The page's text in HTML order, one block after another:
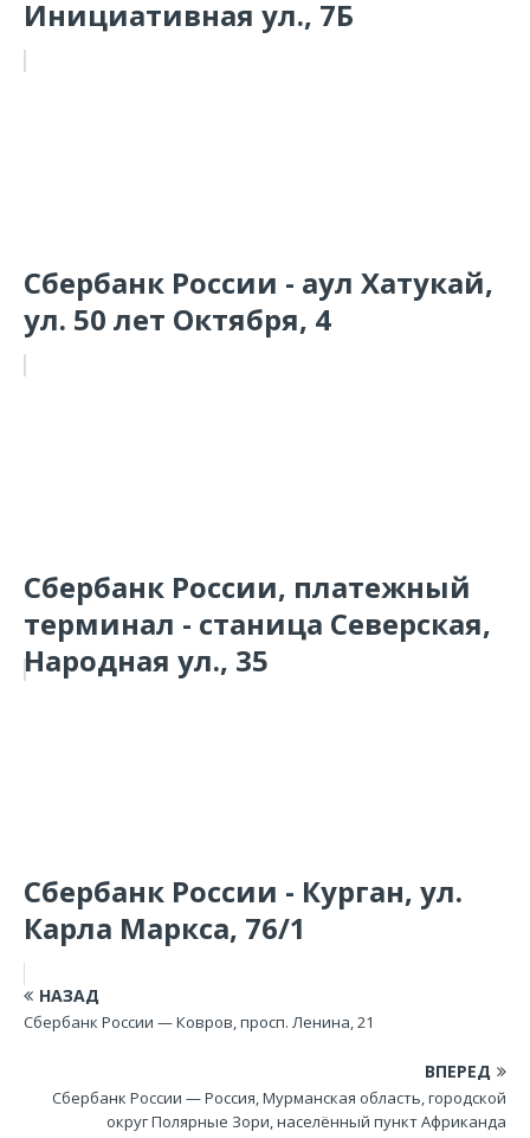
Инициативная ул., 7Б
Сбербанк России - аул Хатукай,
ул. 50 лет Октября, 4
Сбербанк России, платежный
терминал - станица Северская,
Народная ул., 35
Сбербанк России - Курган, ул.
Карла Маркса, 76/1
НАЗАД
Сбербанк России — Ковров, просп. Ленина, 21
ВПЕРЕД
Сбербанк России — Россия, Мурманская область, городской
округ Полярные Зори, населённый пункт Африканда